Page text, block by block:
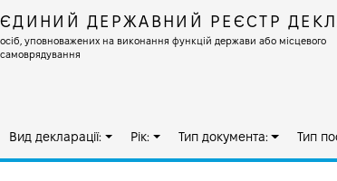
ЄДИНИЙ ДЕРЖАВНИЙ РЕЄСТР
осіб, уповноважених на виконання функцій держави або місцевого
самоврядування
Вид декларації: Рік: Тип документа: Тип